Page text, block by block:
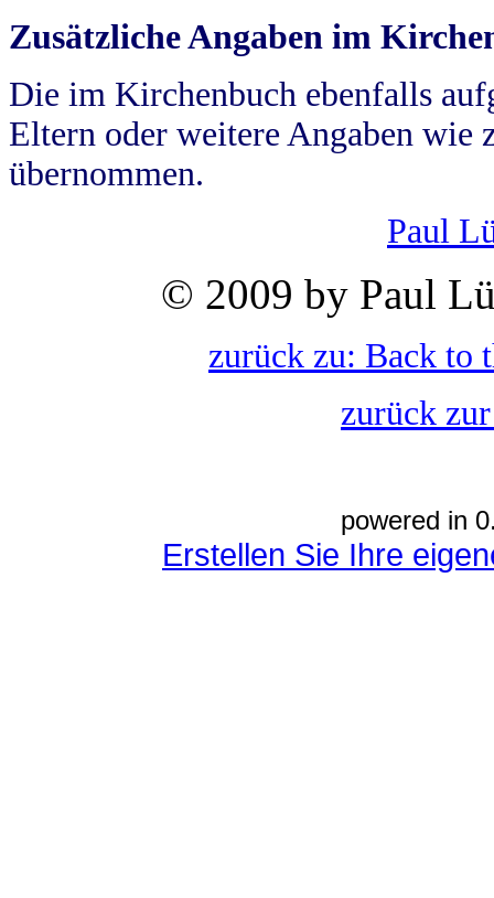
Zusätzliche Angaben im
Die im Kirchenbuch ebenfalls
Eltern oder weitere Angaben wie
übernommen.
Paul
© 2009 by Paul
zurück zu: Back to
zurück
powered in
Erstellen Sie Ihre